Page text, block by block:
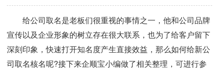
给公司取名是老板们很重视的事情之一，他和公司品牌
宣传以及企业形象的树立存在很大联系，也为了给客户留下
深刻印象，快速打开知名度产生直接效益，那么如何给新公
司取名核名呢?接下来企顺宝小编做了相关整理，可进行参